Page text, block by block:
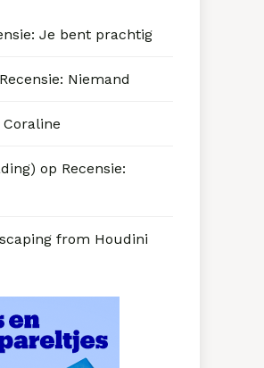
Je bent prachtig
Recensie: Niemand
Coraline
op Recensie:
from Houdini